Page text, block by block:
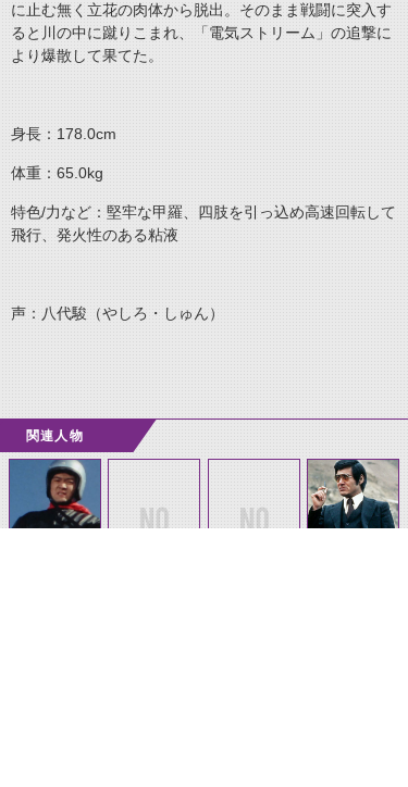
に止む無く立花の肉体から脱出。そのまま戦闘に突入す
ると川の中に蹴りこまれ、「電気ストリーム」の追撃に
より爆散して果てた。
身長：178.0cm
体重：65.0kg
特色/力など：堅牢な甲羅、四肢を引っ込め高速回転して
飛行、発火性のある粘液
声：八代駿（やしろ・しゅん）
関連人物